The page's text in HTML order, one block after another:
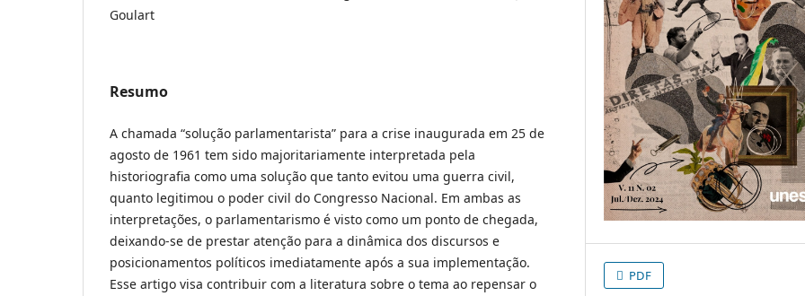
Goulart
Resumo
A chamada “solução parlamentarista” para a crise inaugurada em 25 de
agosto de 1961 tem sido majoritariamente interpretada pela
historiografia como uma solução que tanto evitou uma guerra civil,
quanto legitimou o poder civil do Congresso Nacional. Em ambas as
interpretações, o parlamentarismo é visto como um ponto de chegada,
deixando-se de prestar atenção para a dinâmica dos discursos e
posicionamentos políticos imediatamente após a sua implementação.
Esse artigo visa contribuir com a literatura sobre o tema ao repensar o
PDF